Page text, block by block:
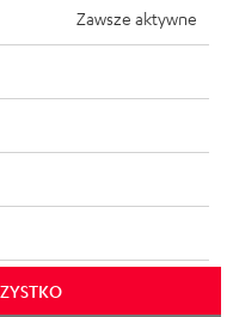
Zawsze aktywne